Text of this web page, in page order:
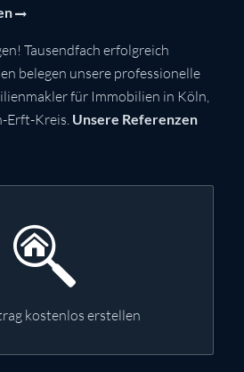
Tausendfach erfolgreich
belegen unsere professionelle
für Immobilien in Köln,
Erft-Kreis. Unsere Referenzen
kostenlos erstellen